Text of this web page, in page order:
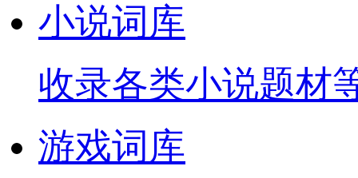
小说词库
收录各类小说题材
游戏词库